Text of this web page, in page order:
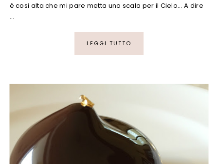
è cosi alta che mi pare metta una scala per il Cielo... A dire
…
LEGGI TUTTO